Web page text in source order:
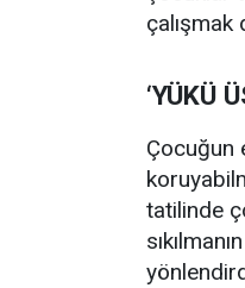
çalışmak
‘YÜKÜ
Çocuğun
tatilinde